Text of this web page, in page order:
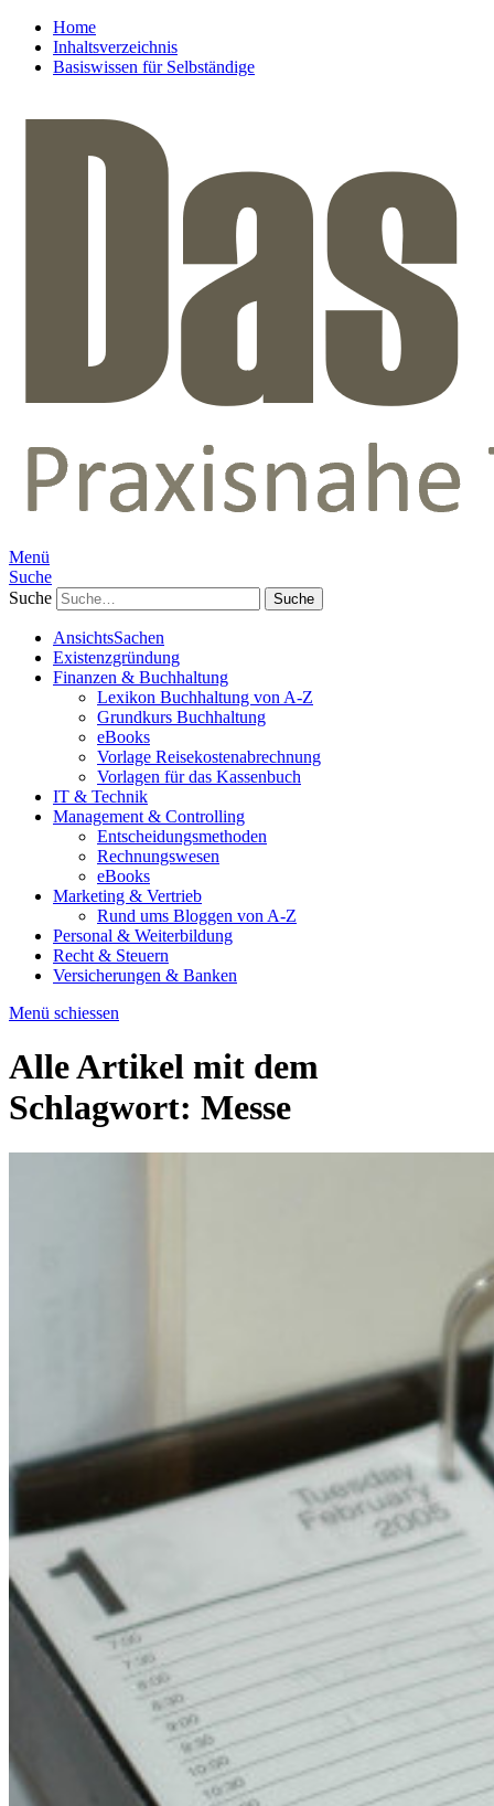
Home
Inhaltsverzeichnis
Basiswissen für Selbständige
Menü
Suche
Suche
AnsichtsSachen
Existenzgründung
Finanzen & Buchhaltung
Lexikon Buchhaltung von A-Z
Grundkurs Buchhaltung
eBooks
Vorlage Reisekostenabrechnung
Vorlagen für das Kassenbuch
IT & Technik
Management & Controlling
Entscheidungsmethoden
Rechnungswesen
eBooks
Marketing & Vertrieb
Rund ums Bloggen von A-Z
Personal & Weiterbildung
Recht & Steuern
Versicherungen & Banken
Menü schiessen
Alle Artikel mit dem
Schlagwort: Messe